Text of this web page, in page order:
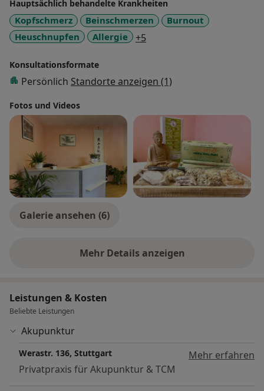
Hauptsächlich behandelte Krankheiten
Kopfschmerz Beinschmerzen
Burnout
Heuschnupfen
Allergie +5
Konsultationsformate
Persönlich Standorte anzeigen (1)
Fotos und Videos
Galerie ansehen (6)
Mehr Details anzeigen
über Erfahrungen
Leistungen & Kosten
Beliebte Leistungen
Akupunktur
Werastr. 136, Stuttgart
Mehr erfahren
Privatpraxis für Akupunktur & TCM